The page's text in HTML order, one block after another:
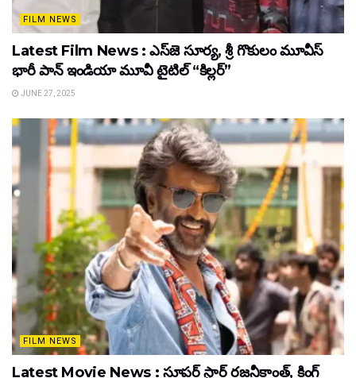
FILM NEWS
Latest Film News : ఎస్‌జె సూర్య, శ్రీ గొకులం మూవీస్‌
భారీ పాన్‌ ఇండియా మూవీ టైటిల్ “కిల్లర్”
JUNE 27, 2025
FILM NEWS
Latest Movie News : సూపర్ స్టార్ రజనీకాంత్, కింగ్